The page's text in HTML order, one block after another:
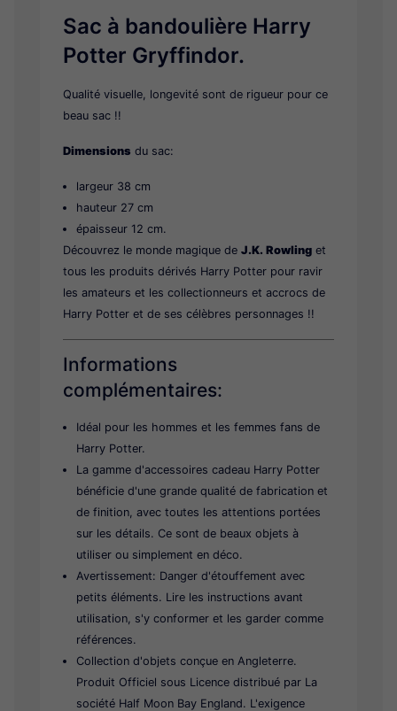
Sac à bandoulière Harry
Potter Gryffindor.
Qualité visuelle, longevité sont de rigueur pour ce
beau sac !!
Dimensions du sac:
largeur 38 cm
hauteur 27 cm
épaisseur 12 cm.
Découvrez le monde magique deJ.K. Rowling et
tous les produits dérivés Harry Potter pour ravir
les amateurs et les collectionneurs et accrocs de
Harry Potter et de ses célèbres personnages !!
Informations
complémentaires:
Idéal pour les hommes et les femmes fans de
Harry Potter.
La gamme d'accessoires cadeau Harry Potter
bénéficie d'une grande qualité de fabrication et
de finition, avec toutes les attentions portées
sur les détails. Ce sont de beaux objets à
utiliser ou simplement en déco.
Avertissement: Danger d'étouffement avec
petits éléments. Lire les instructions avant
utilisation, s'y conformer et les garder comme
références.
Collection d'objets conçue en Angleterre.
Produit Officiel sous Licence distribué par La
société Half Moon Bay England. L'exigence